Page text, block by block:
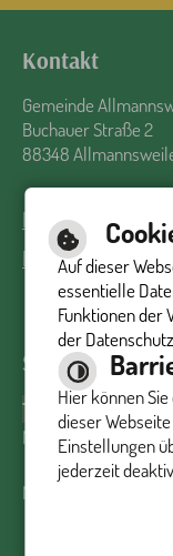
Kontakt
Gemeinde
Buchauer Straße 2
88348
Impressum Inhalt
Barrierefreie
Sprechzeiten
Tag
Montag:
Mittwoch:
Auf dieser
essentielle
Funktionen der
der
Hier können
dieser
Einstellungen
jederzeit